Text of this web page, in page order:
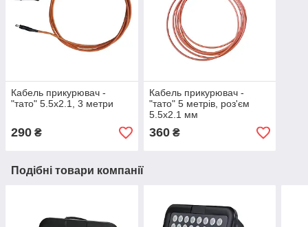
Кабель прикурювач -
"тато" 5.5х2.1, 3 метри
290 ₴
Кабель прикурювач -
"тато" 5 метрів, роз'єм
5.5х2.1 мм
360₴
Подібні товари компанії